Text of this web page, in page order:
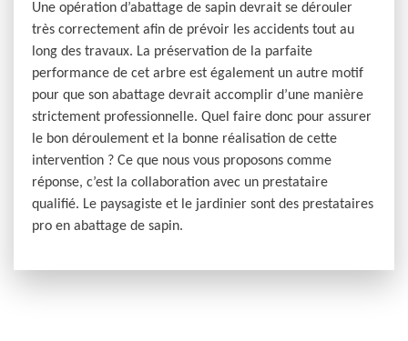
Une opération d’abattage de sapin devrait se dérouler
très correctement afin de prévoir les accidents tout au
long des travaux. La préservation de la parfaite
performance de cet arbre est également un autre motif
pour que son abattage devrait accomplir d’une manière
strictement professionnelle. Quel faire donc pour assurer
le bon déroulement et la bonne réalisation de cette
intervention ? Ce que nous vous proposons comme
réponse, c’est la collaboration avec un prestataire
qualifié. Le paysagiste et le jardinier sont des prestataires
pro en abattage de sapin.